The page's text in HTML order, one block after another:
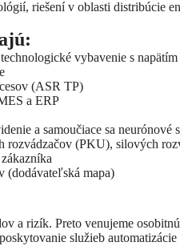
riešení v oblasti distribúcie
vybavenie s
(ASR TP)
a ERP
a samoučiace sa neurónové
rozvádzačov (PKU), silových
(dodávateľská mapa)
a rizík. Preto venujeme
služieb